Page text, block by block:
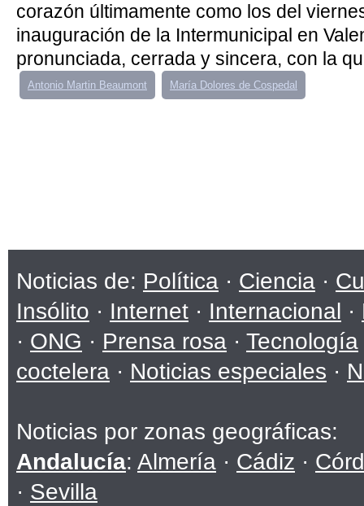
corazón últimamente como los del
inauguración de la Intermunicipal en
pronunciada, cerrada y sincera, con la
Antonio Martin Beaumont María Dolores de Cospedal
Noticias de: Política · Ciencia ·
Insólito · Internet · Internacional ·
· ONG · Prensa rosa · Tecnología
coctelera · Noticias especiales ·
Noticias por zonas geográficas:
Andalucía: Almería · Cádiz ·
· Sevilla